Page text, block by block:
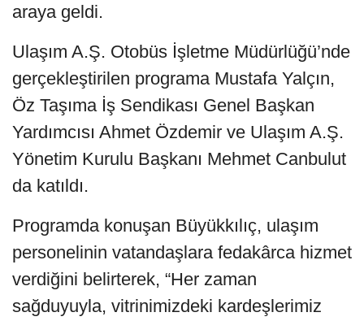
araya geldi.
Ulaşım A.Ş. Otobüs İşletme Müdürlüğü’nde
gerçekleştirilen programa Mustafa Yalçın,
Öz Taşıma İş Sendikası Genel Başkan
Yardımcısı Ahmet Özdemir ve Ulaşım A.Ş.
Yönetim Kurulu Başkanı Mehmet Canbulut
da katıldı.
Programda konuşan Büyükkılıç, ulaşım
personelinin vatandaşlara fedakârca hizmet
verdiğini belirterek, “Her zaman
sağduyuyla, vitrinimizdeki kardeşlerimiz